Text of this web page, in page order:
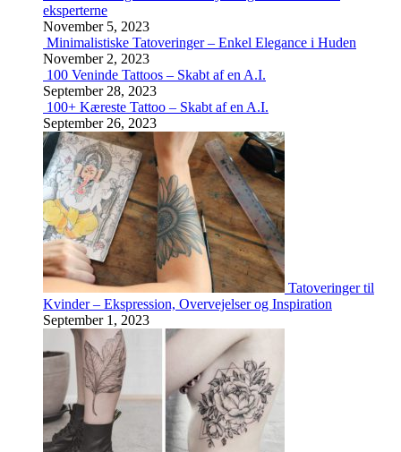
eksperterne
November 5, 2023
Minimalistiske Tatoveringer – Enkel Elegance i Huden
November 2, 2023
100 Veninde Tattoos – Skabt af en A.I.
September 28, 2023
100+ Kæreste Tattoo – Skabt af en A.I.
September 26, 2023
Tatoveringer til
Kvinder – Ekspression, Overvejelser og Inspiration
September 1, 2023